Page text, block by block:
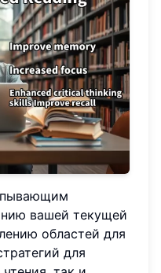
вашей текущей
областей для
для